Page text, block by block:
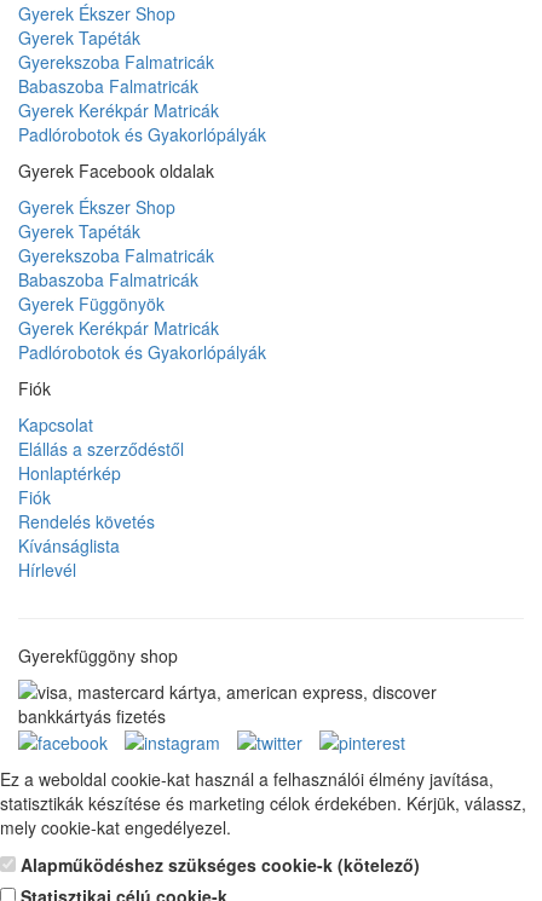
Gyerek Ékszer Shop
Gyerek Tapéták
Gyerekszoba Falmatricák
Babaszoba Falmatricák
Gyerek Kerékpár Matricák
Padlórobotok és Gyakorlópályák
Gyerek Facebook oldalak
Gyerek Ékszer Shop
Gyerek Tapéták
Gyerekszoba Falmatricák
Babaszoba Falmatricák
Gyerek Függönyök
Gyerek Kerékpár Matricák
Padlórobotok és Gyakorlópályák
Fiók
Kapcsolat
Elállás a szerződéstől
Honlaptérkép
Fiók
Rendelés követés
Kívánságlista
Hírlevél
Gyerekfüggöny shop
Ez a weboldal cookie-kat használ a felhasználói élmény javítása,
statisztikák készítése és marketing célok érdekében. Kérjük, válassz,
mely cookie-kat engedélyezel.
Alapműködéshez szükséges cookie-k (kötelező)